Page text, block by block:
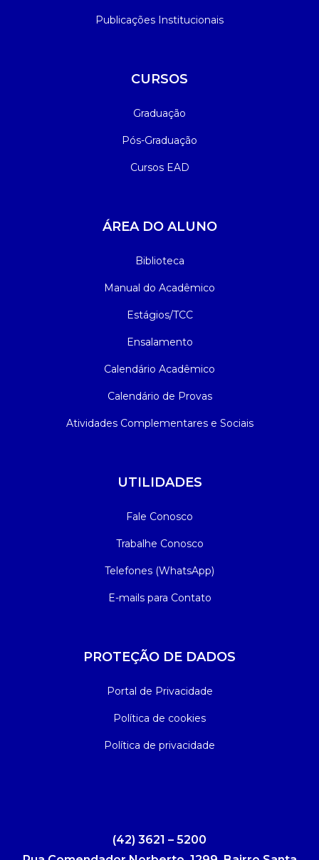
Publicações Institucionais
CURSOS
Graduação
Pós-Graduação
Cursos EAD
ÁREA DO ALUNO
Biblioteca
Manual do Acadêmico
Estágios/TCC
Ensalamento
Calendário Acadêmico
Calendário de Provas
Atividades Complementares e Sociais
UTILIDADES
Fale Conosco
Trabalhe Conosco
Telefones (WhatsApp)
E-mails para Contato
PROTEÇÃO DE DADOS
Portal de Privacidade
Política de cookies
Política de privacidade
(42) 3621 – 5200